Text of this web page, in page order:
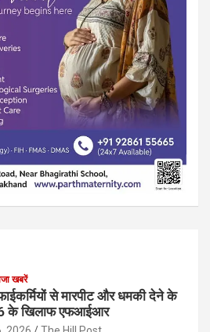
खबरें
से मारपीट और धमकी देने के
के खिलाफ एफआईआर